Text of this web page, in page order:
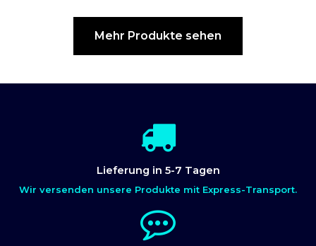
Mehr Produkte sehen
Lieferung in 5-7 Tagen
Wir versenden unsere Produkte mit Express-Transport.